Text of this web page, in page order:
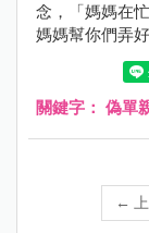
念，「媽媽在
媽媽幫你們弄
嗎？」這時小
關鍵字： 偽單
←